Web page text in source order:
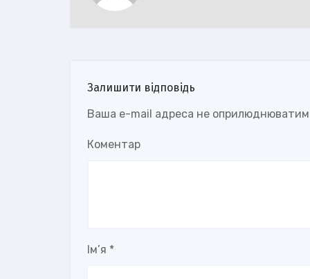
Залишити відповідь
Ваша e-mail адреса не
Коментар
Ім’я *